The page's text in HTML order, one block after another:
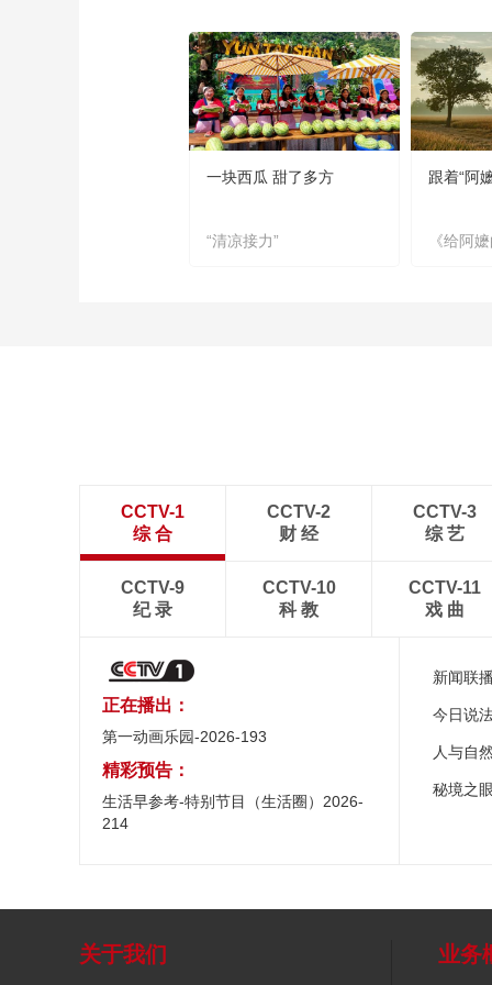
一块西瓜 甜了多方
“清凉接力”
跟着“阿
《给阿
CCTV-1
综 合
CCTV-2
财 经
CCTV-3
综 艺
CCTV-9
纪 录
CCTV-10
科 教
CCTV-11
戏 曲
正在播出：
第一动画乐园-2026-193
精彩预告：
生活早参考-特别节目（生活圈）2026-
214
新闻联
今日说
人与自
秘境之
关于我们 业务